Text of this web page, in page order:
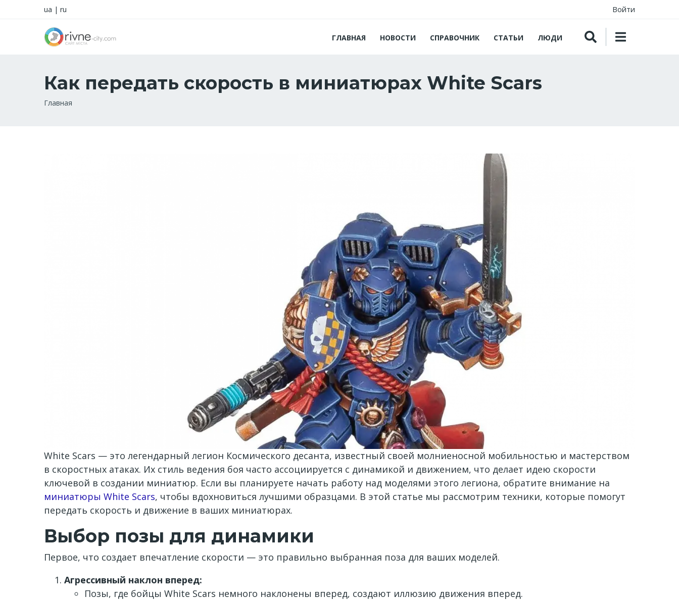
ua | ru Войти
ГЛАВНАЯ НОВОСТИ СПРАВОЧНИК СТАТЬИ ЛЮДИ
Как передать скорость в миниатюрах White Scars
Строка
Главная
White Scars — это легендарный легион Космического десанта, известный своей молниеносной мобильностью и мастерством
в скоростных атаках. Их стиль ведения боя часто ассоциируется с динамикой и движением, что делает идею скорости
ключевой в создании миниатюр. Если вы планируете начать работу над моделями этого легиона, обратите внимание на
миниатюры White Scars, чтобы вдохновиться лучшими образцами. В этой статье мы рассмотрим техники, которые помогут
передать скорость и движение в ваших миниатюрах.
Выбор позы для динамики
Первое, что создает впечатление скорости — это правильно выбранная поза для ваших моделей.
Агрессивный наклон вперед:
Позы, где бойцы White Scars немного наклонены вперед, создают иллюзию движения вперед.